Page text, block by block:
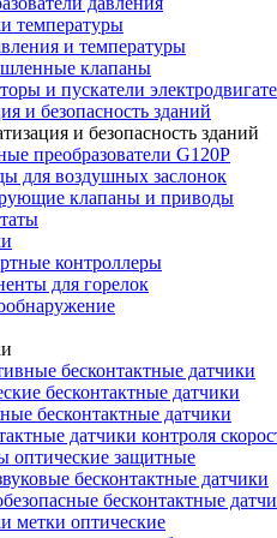
температуры
и температуры
клапаны
и пускатели
и безопасность зданий
и безопасность зданий
преобразователи G120P
для воздушных заслонок
клапаны и приводы
контроллеры
для горелок
бесконтактные датчики
бесконтактные датчики
бесконтактные датчики
датчики контроля
оптические защитные
бесконтактные датчики
бесконтактные
метки оптические